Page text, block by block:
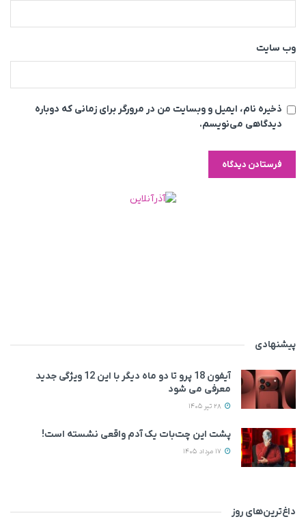
وب‌ سایت
ذخیره نام، ایمیل و وبسایت من در مرورگر برای زمانی که دوباره
دیدگاهی می‌نویسم.
پیشنهادی
آیفون 18 پرو تا دو ماه دیگر با این 12 ویژگی جدید
معرفی می‌ شود
پشت این چت‌بات یک آدم واقعی نشسته است!
داغ‌ترین‌های روز